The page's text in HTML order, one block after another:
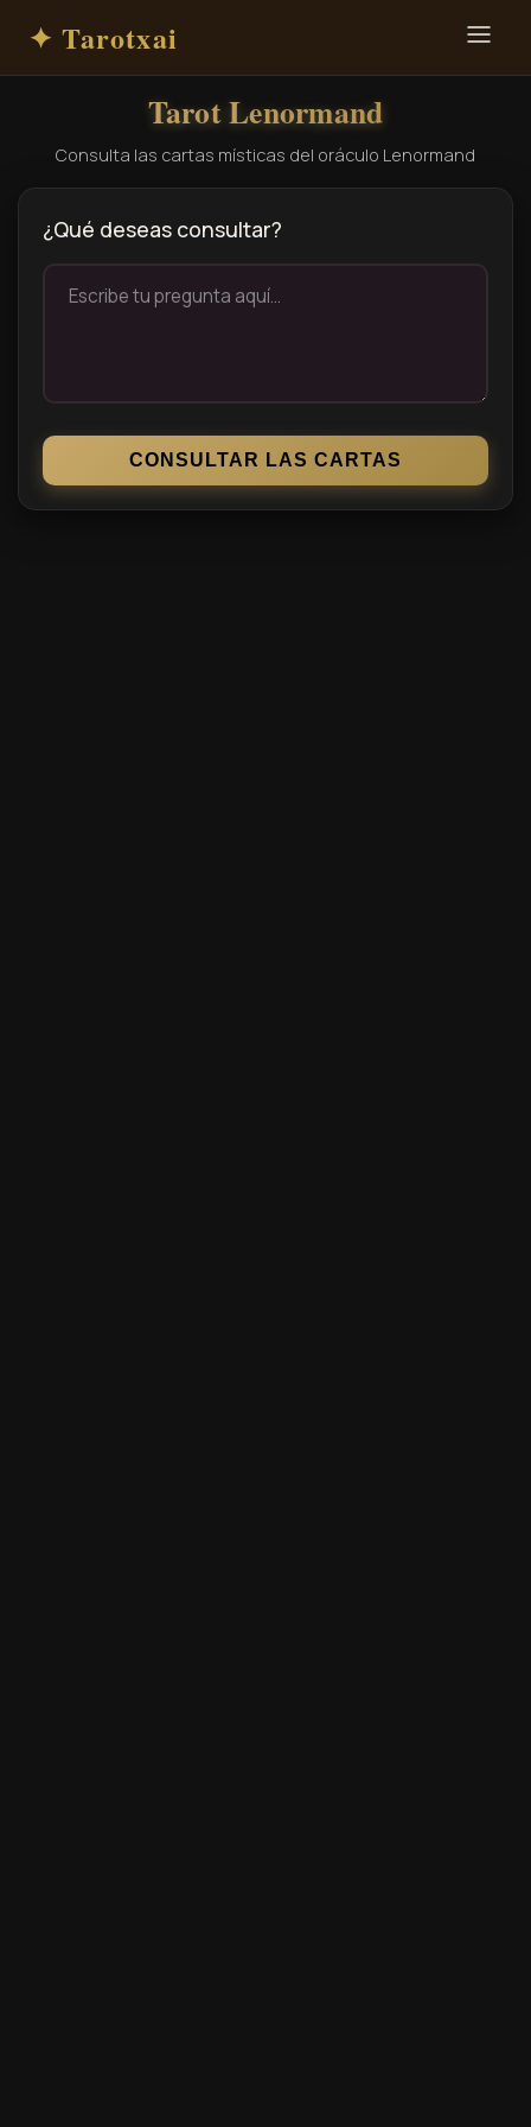
✦ Tarotxai
Tarot Lenormand
Consulta las cartas místicas del oráculo Lenormand
¿Qué deseas consultar?
CONSULTAR LAS CARTAS